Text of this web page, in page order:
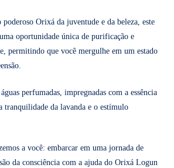
Orixá da juventude e da beleza, este
oportunidade única de purificação e
permitindo que você mergulhe em um estado
perfumadas, impregnadas com a essência
tranquilidade da lavanda e o estímulo
a você: embarcar em uma jornada de
da consciência com a ajuda do Orixá Logun